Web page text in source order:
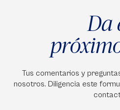
Da
Tus comentarios y
nosotros. Diligencia este